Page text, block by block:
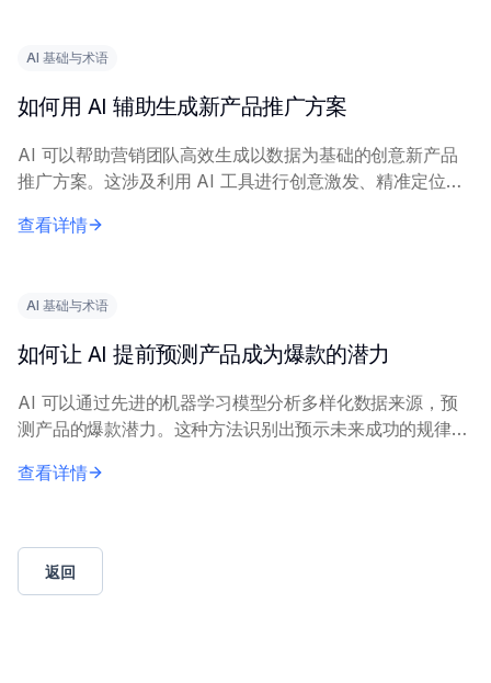
AI 基础与术语
如何用 AI 辅助生成新产品推广方案
AI 可以帮助营销团队高效生成以数据为基础的创意新产品
推广方案。这涉及利用 AI 工具进行创意激发、精准定位和
训练 AI 模型，以生成相关洞察。营...
查看详情
AI 基础与术语
如何让 AI 提前预测产品成为爆款的潜力
AI 可以通过先进的机器学习模型分析多样化数据来源，预
测产品的爆款潜力。这种方法识别出预示未来成功的规律模
感、搜索趋势和消费者反馈。机器学习技术，...
查看详情
返回